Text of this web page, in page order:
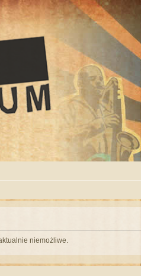
niemożliwe.